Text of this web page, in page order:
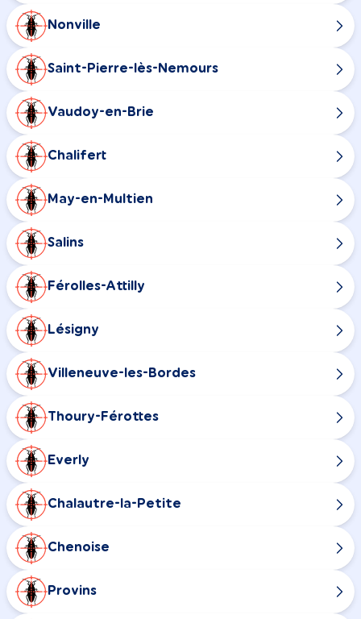
Nonville
Saint-Pierre-lès-Nemours
Vaudoy-en-Brie
Chalifert
May-en-Multien
Salins
Férolles-Attilly
Lésigny
Villeneuve-les-Bordes
Thoury-Férottes
Everly
Chalautre-la-Petite
Chenoise
Provins